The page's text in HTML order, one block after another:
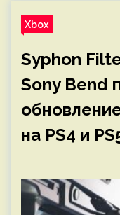
Xbox
Syphon
Sony Bend
на PS4 и